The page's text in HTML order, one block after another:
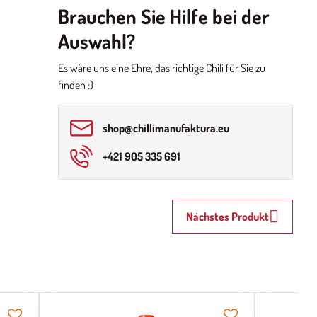
Brauchen Sie Hilfe bei der
Auswahl?
Es wäre uns eine Ehre, das richtige Chili für Sie zu
finden :)
shop​@chillimanufaktura​.eu
+421 905 335 691
Nächstes Produkt